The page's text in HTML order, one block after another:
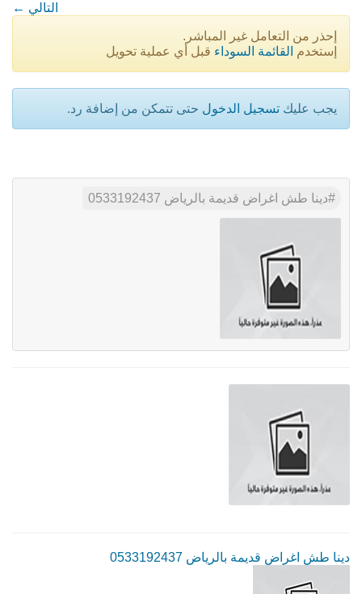
← التالي
إحذر من التعامل غير المباشر.
إستخدم القائمة السوداء قبل أي عملية تحويل
يجب عليك تسجيل الدخول حتى تتمكن من إضافة رد.
دينا طش اغراض قديمة بالرياض 0533192437
دينا طش اغراض قديمة بالرياض 0533192437